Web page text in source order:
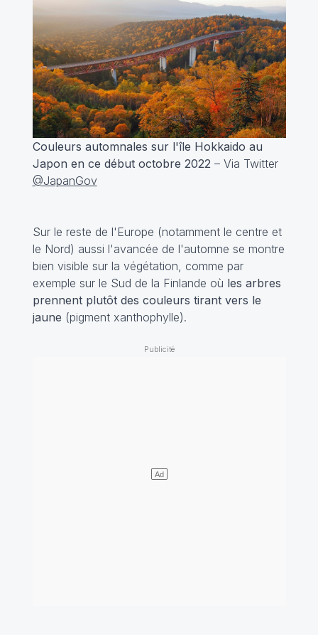
Couleurs automnales sur l'île Hokkaido au
Japon en ce début octobre 2022 – Via Twitter
@JapanGov
Sur le reste de l'Europe (notamment le centre et
le Nord) aussi l'avancée de l'automne se montre
bien visible sur la végétation, comme par
exemple sur le Sud de la Finlande où les arbres
prennent plutôt des couleurs tirant vers le
jaune (pigment xanthophylle).